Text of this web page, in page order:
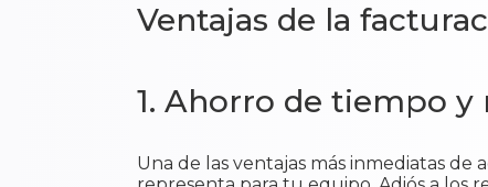
Ventajas de la
1. Ahorro de tiempo y
Una de las ventajas más inmediatas